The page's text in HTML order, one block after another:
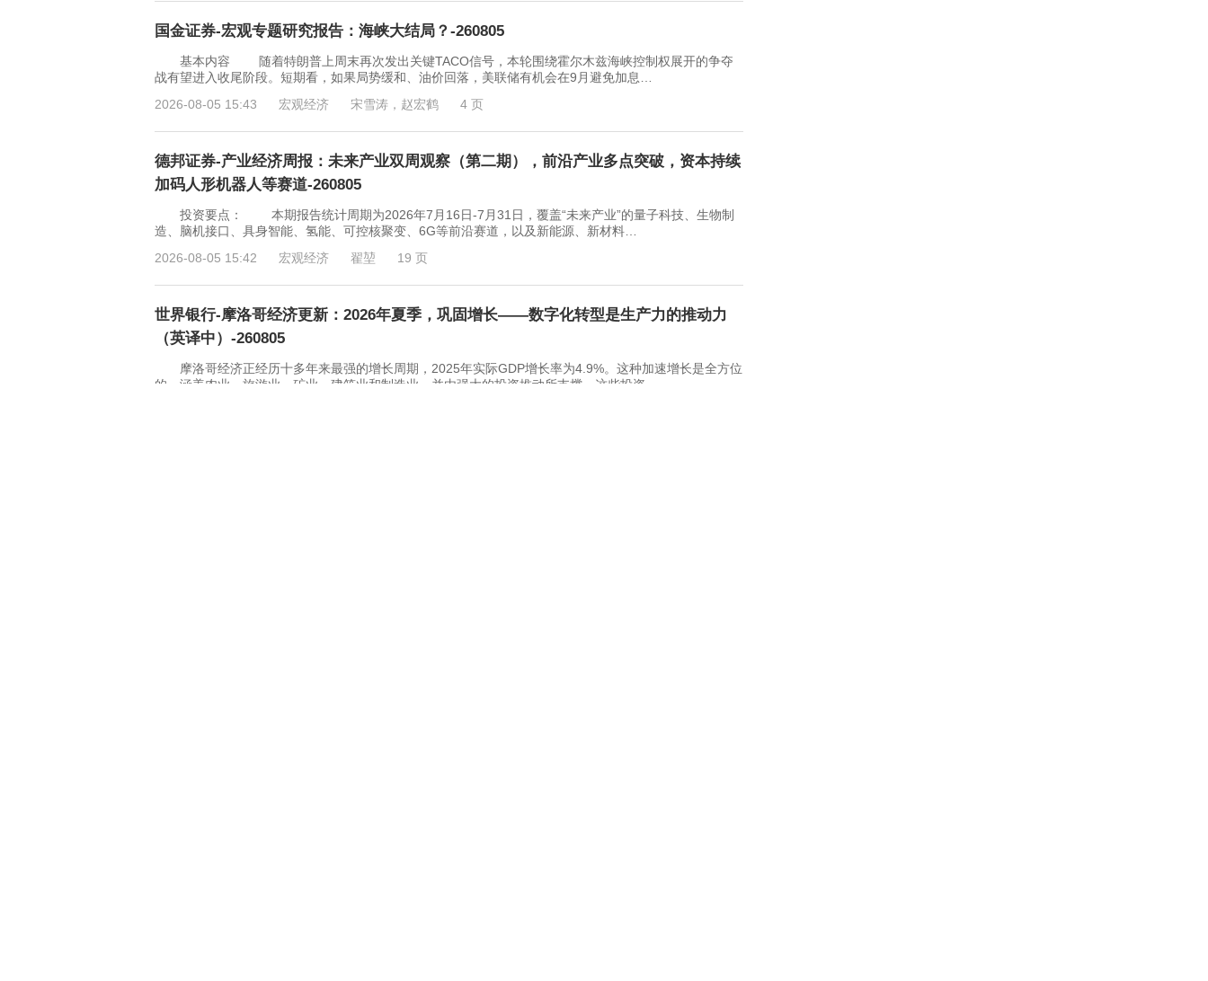
国金证券-宏观专题研究报告：海峡大结局？-260805
基本内容 随着特朗普上周末再次发出关键TACO信号，本轮围绕霍尔木兹海峡控制权展开的争夺
战有望进入收尾阶段。短期看，如果局势缓和、油价回落，美联储有机会在9月避免加息…
2026-08-05 15:43
宏观经济 宋雪涛，赵宏鹤 4 页
德邦证券-产业经济周报：未来产业双周观察（第二期），前沿产业多点突破，资本持续
加码人形机器人等赛道-260805
投资要点： 本期报告统计周期为2026年7月16日-7月31日，覆盖“未来产业”的量子科技、生物制
造、脑机接口、具身智能、氢能、可控核聚变、6G等前沿赛道，以及新能源、新材料…
2026-08-05 15:42
宏观经济 翟堃 19 页
世界银行-摩洛哥经济更新：2026年夏季，巩固增长——数字化转型是生产力的推动力
（英译中）-260805
摩洛哥经济正经历十多年来最强的增长周期，2025年实际GDP增长率为4.9%。这种加速增长是全方位
的，涵盖农业、旅游业、矿业、建筑业和制造业，并由强大的投资推动所支撑，这些投资…